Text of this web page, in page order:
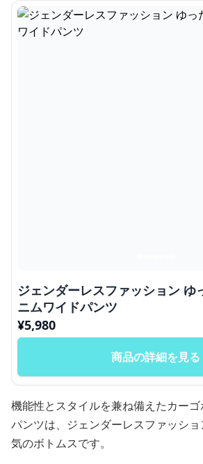
ジェンダーレスファッション ゆ
ニムワイドパンツ
¥5,980
商品の詳細を見る
機能性とスタイルを兼ね備えたカー
パンツは、ジェンダーレスファッシ
気のボトムスです。